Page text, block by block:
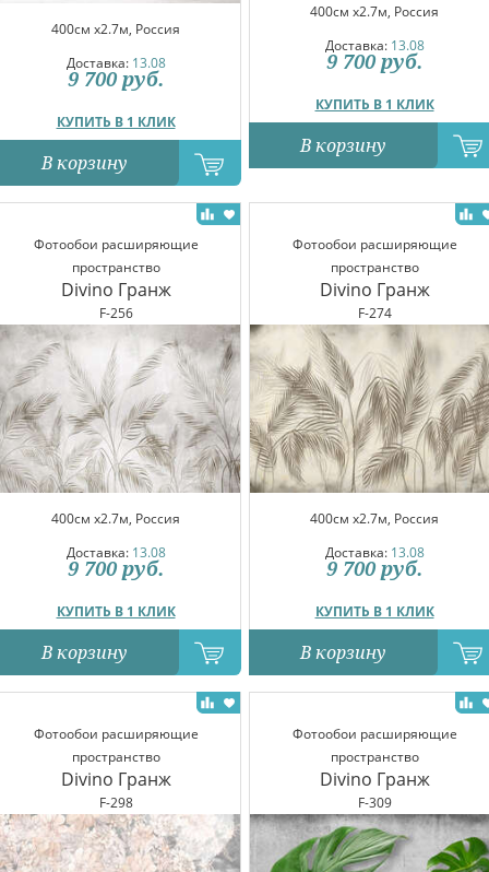
400см x2.7м, Россия
Доставка: 13.08
КУПИТЬ В 1 КЛИК
9 700 руб.
В корзину
400см x2.7м, Россия
Доставка: 13.08
КУПИТЬ В 1 КЛИК
9 700 руб.
В корзину
Фотообои расширяющие
пространство
Divino Гранж
F-256
400см x2.7м, Россия
Доставка: 13.08
КУПИТЬ В 1 КЛИК
9 700 руб.
В корзину
Фотообои расширяющие
пространство
Divino Гранж
F-274
400см x2.7м, Россия
Доставка: 13.08
КУПИТЬ В 1 КЛИК
9 700 руб.
В корзину
Фотообои расширяющие
пространство
Divino Гранж
F-298
Фотообои расширяющие
пространство
Divino Гранж
F-309